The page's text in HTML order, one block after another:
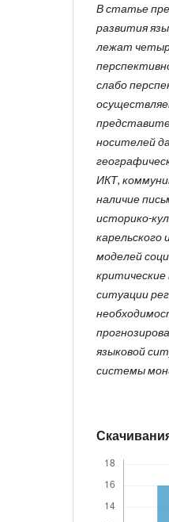
В статье
развития
лежат
слабо
носителей
ИКТ,
наличие
историко-
моделей
критические
ситуации
языковой
системы